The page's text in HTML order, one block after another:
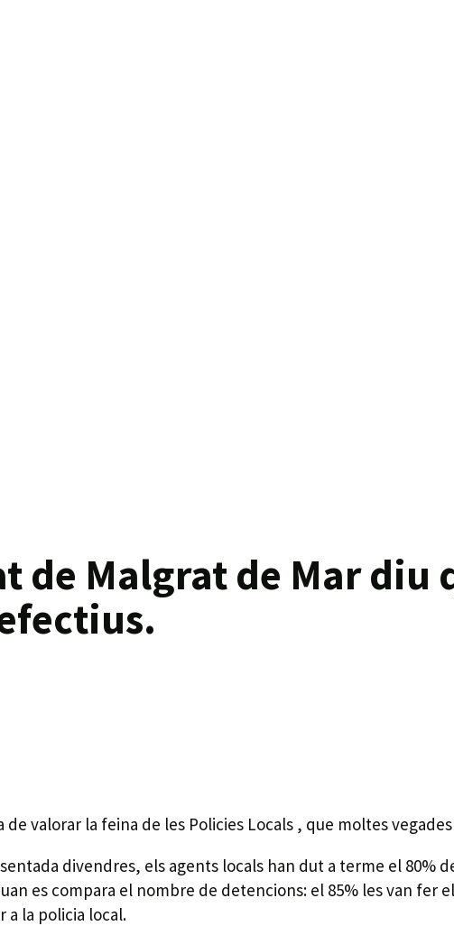
de Malgrat de Mar diu
de valorar la feina de les Policies Locals , que moltes
divendres, els agents locals han dut a terme el 80%
es compara el nombre de detencions: el 85% les van fer
a la policia local.